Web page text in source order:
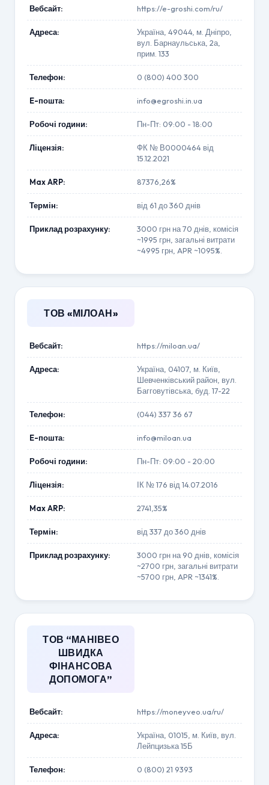
Вебсайт: https://e-groshi.com/ru/
Адреса:
Україна, 49044, м. Дніпро,
вул. Барнаульська, 2а,
прим. 133
Телефон: 0 (800) 400 300
E-пошта: info@egroshi.in.ua
Робочі години: Пн-Пт: 09:00 - 18:00
Ліцензія:
ФК № В0000464 від
15.12.2021
Max ARP: 87376,26%
Термін: від 61 до 360 днів
Приклад розрахунку:
3000 грн на 70 днів, комісія
~1995 грн, загальні витрати
~4995 грн, APR ~1095%.
ТОВ «МІЛОАН»
Вебсайт: https://miloan.ua/
Адреса:
Україна, 04107, м. Київ,
Шевченківський район, вул.
Багговутівська, буд. 17-22
Телефон: (044) 337 36 67
E-пошта: info@miloan.ua
Робочі години: Пн-Пт: 09:00 - 20:00
Ліцензія: ІК № 176 від 14.07.2016
Max ARP: 2741,35%
Термін: від 337 до 360 днів
Приклад розрахунку:
3000 грн на 90 днів, комісія
~2700 грн, загальні витрати
~5700 грн, APR ~1341%.
ТОВ “МАНІВЕО
ШВИДКА
ФІНАНСОВА
ДОПОМОГА”
Вебсайт: https://moneyveo.ua/ru/
Адреса:
Україна, 01015, м. Київ, вул.
Лейпцизька 15Б
Телефон: 0 (800) 21 9393